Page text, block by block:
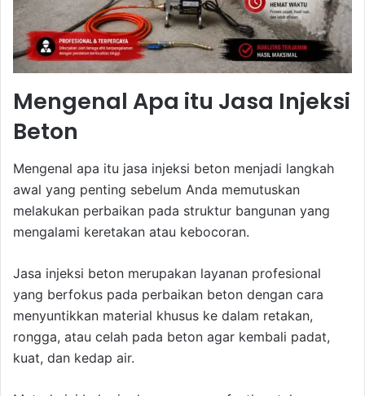
Mengenal Apa itu Jasa Injeksi
Beton
Mengenal apa itu jasa injeksi beton menjadi langkah
awal yang penting sebelum Anda memutuskan
melakukan perbaikan pada struktur bangunan yang
mengalami keretakan atau kebocoran.
Jasa injeksi beton merupakan layanan profesional
yang berfokus pada perbaikan beton dengan cara
menyuntikkan material khusus ke dalam retakan,
rongga, atau celah pada beton agar kembali padat,
kuat, dan kedap air.